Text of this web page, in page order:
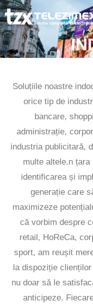
Soluțiile noastre
orice tip de
bancare,
administrație,
industria publicitară,
multe altele.n
identificarea și
generație care
maximizeze
că vorbim despre
retail, HoReCa,
sport, am reușit
la dispoziție
nu doar să le
anticipeze.